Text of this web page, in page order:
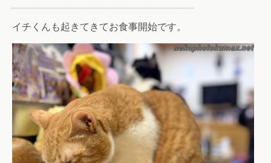
イチくんも起きてきてお食事開始です。